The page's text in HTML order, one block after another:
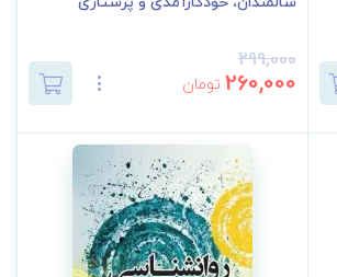
299,000
260,000 تومان